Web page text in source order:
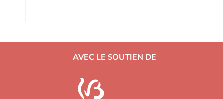
AVEC LE SOUTIEN DE